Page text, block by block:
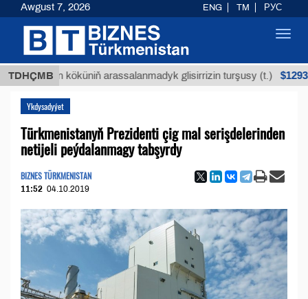
TDHÇMB
köküniň arassalanmadyk glisirrizin turşusy (t.) $12935,18
Ykdysadyýet
Türkmenistanyň Prezidenti çig mal serişdelerinden
netijeli peýdalanmagy tabşyrdy
BIZNES TÜRKMENISTAN
11:52 04.10.2019
Awgust 7, 2026 ENG TM РУС